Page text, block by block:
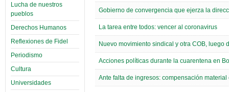
Lucha de nuestros
pueblos
Derechos Humanos
Reflexiones de Fidel
Periodismo
Cultura
Universidades
Gobierno de convergencia que ejerza la
La tarea entre todos: vencer al coronavirus
Nuevo movimiento sindical y otra COB, luego
Acciones políticas durante la cuarentena en
Ante falta de ingresos: compensación material